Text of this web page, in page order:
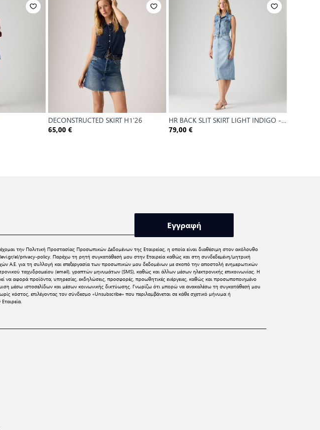
DECONSTRUCTED SKIRT H1'26
65,00 €
HR BACK SLIT SKIRT LIGHT INDIGO -
WORN IN
79,00 €
Εγγραφή
την Πολιτική Προστασίας Προσωπικών Δεδομένωντης Εταιρείας, η οποία είναι διαθέσιμη στον ακόλουθο
el/privacy-policy. Παρέχω τη ρητή συγκατάθεσή μου στην Εταιρεία καθώς και στη συνδεδεμένη/μητρική
Α.Ε. για τη συλλογή και επεξεργασία των προσωπικών μου δεδομένων με σκοπό την αποστολή ενημερωτικών
ταχυδρομείου (email), γραπτών μηνυμάτων (SMS), καθώς και άλλων μέσων ηλεκτρονικής επικοινωνίας. Η
να αφορά προϊόντα, υπηρεσίες, εκδηλώσεις, προσφορές, προωθητικές ενέργειες, καθώς και προσωποποιημένο
μέσω ιστοσελίδων και μέσων κοινωνικής δικτύωσης. Γνωρίζω ότι μπορώ να ανακαλέσω τη συγκατάθεσή μου
κόστος, επιλέγοντας τον σύνδεσμο «Unsubscribe» που περιλαμβάνεται σε κάθε σχετικό μήνυμα ή